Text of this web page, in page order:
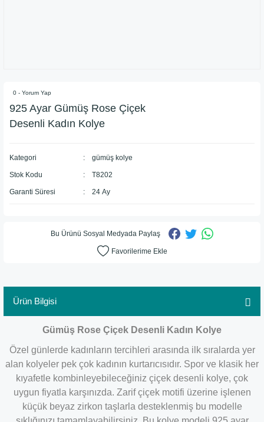
0 - Yorum Yap
925 Ayar ​Gümüş Rose Çiçek
Desenli Kadın Kolye
Kategori gümüş kolye
Stok Kodu T8202
Garanti Süresi 24 Ay
Bu Ürünü Sosyal Medyada Paylaş
Ürün Bilgisi
Gümüş Rose Çiçek Desenli Kadın Kolye
Özel günlerde kadınların tercihleri arasında ilk sıralarda yer
alan kolyeler pek çok kadının kurtarıcısıdır. Spor ve klasik her
kıyafetle kombinleyebileceğiniz çiçek desenli kolye, çok
uygun fiyatla karşınızda. Zarif çiçek motifi üzerine işlenen
küçük beyaz zirkon taşlarla desteklenmiş bu modelle